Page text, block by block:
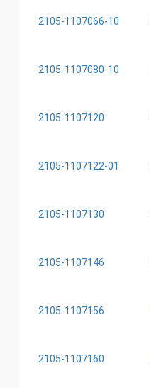
2105-1107066-10
2105-1107080-10
2105-1107120
2105-1107122-01
2105-1107130
2105-1107146
2105-1107156
2105-1107160